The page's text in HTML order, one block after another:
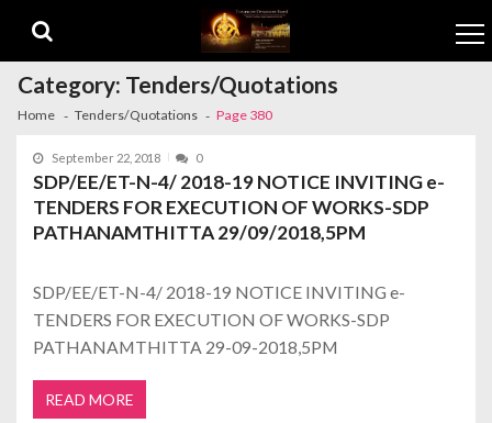
Category: Tenders/Quotations
Home Tenders/Quotations Page 380
September 22, 2018 0
SDP/EE/ET-N-4/ 2018-19 NOTICE INVITING e-
TENDERS FOR EXECUTION OF WORKS-SDP
PATHANAMTHITTA 29/09/2018,5PM
SDP/EE/ET-N-4/ 2018-19 NOTICE INVITING e-
TENDERS FOR EXECUTION OF WORKS-SDP
PATHANAMTHITTA 29-09-2018,5PM
READ MORE